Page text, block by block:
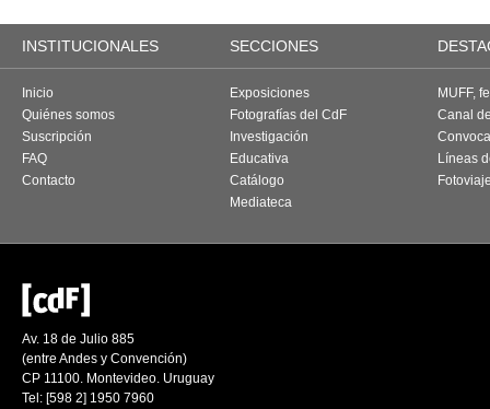
INSTITUCIONALES SECCIONES
Inicio
Quiénes somos
Suscripción
FAQ
Contacto
Exposiciones
Fotografías del CdF
Investigación
Educativa
Catálogo
Mediateca
MUFF,
Canal
Líneas
Av. 18 de Julio 885
(entre Andes y Convención)
CP 11100. Montevideo. Uruguay
Tel: [598 2] 1950 7960